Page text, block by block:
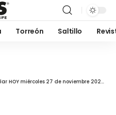
Torreón Saltillo
miércoles 27 de noviembre 2024: Peso mexicano se fortalece